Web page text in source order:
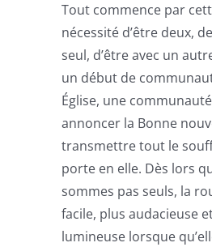
Tout commence par
nécessité d’être deux,
seul, d’être avec un
un début de
Église, une
annoncer la Bonne
transmettre tout le
porte en elle. Dès lors
sommes pas seuls, la
facile, plus audacieuse
lumineuse lorsque